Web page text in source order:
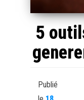
5
Publié